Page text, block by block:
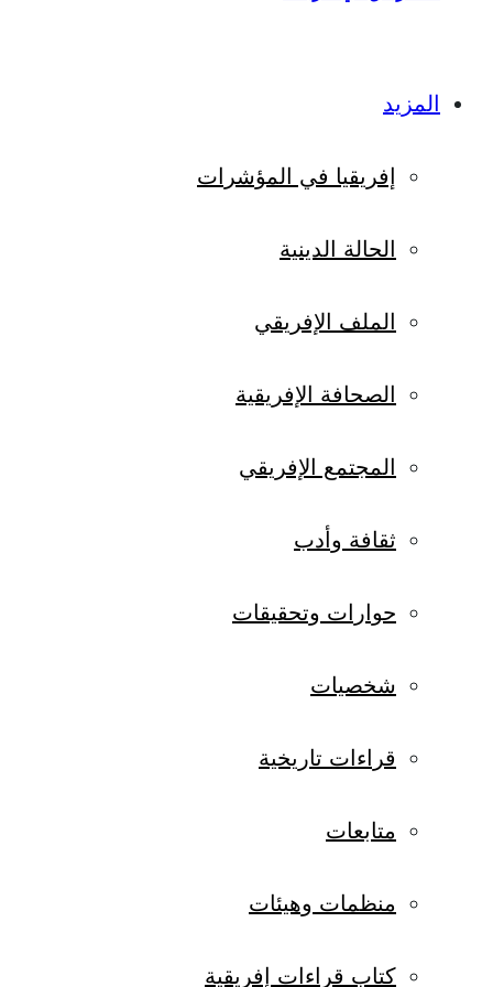
المزيد
إفريقيا في المؤشرات
الحالة الدينية
الملف الإفريقي
الصحافة الإفريقية
المجتمع الإفريقي
ثقافة وأدب
حوارات وتحقيقات
شخصيات
قراءات تاريخية
متابعات
منظمات وهيئات
كتاب قراءات إفريقية